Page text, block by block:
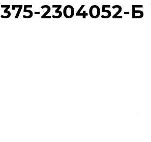
375-2304052-Б